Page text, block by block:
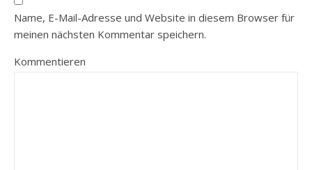
Name, E-Mail-Adresse und Website in diesem Browser für
meinen nächsten Kommentar speichern.
Kommentieren